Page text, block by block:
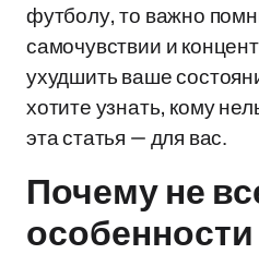
футболу, то важно
самочувствии и
ухудшить ваше
хотите узнать, кому
эта статья — для вас.
Почему не
особенности